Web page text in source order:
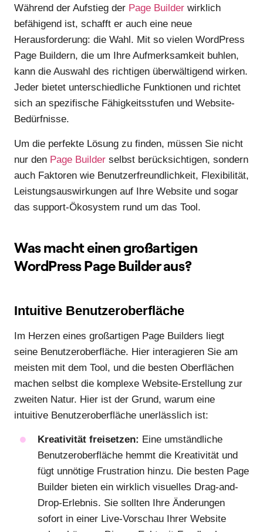
Während der Aufstieg der Page Builder wirklich
befähigend ist, schafft er auch eine neue
Herausforderung: die Wahl. Mit so vielen WordPress
Page Buildern, die um Ihre Aufmerksamkeit buhlen,
kann die Auswahl des richtigen überwältigend wirken.
Jeder bietet unterschiedliche Funktionen und richtet
sich an spezifische Fähigkeitsstufen und Website-
Bedürfnisse.
Um die perfekte Lösung zu finden, müssen Sie nicht
nur den Page Builder selbst berücksichtigen, sondern
auch Faktoren wie Benutzerfreundlichkeit, Flexibilität,
Leistungsauswirkungen auf Ihre Website und sogar
das support-Ökosystem rund um das Tool.
Was macht einen großartigen
WordPress Page Builder aus?
Intuitive Benutzeroberfläche
Im Herzen eines großartigen Page Builders liegt
seine Benutzeroberfläche. Hier interagieren Sie am
meisten mit dem Tool, und die besten Oberflächen
machen selbst die komplexe Website-Erstellung zur
zweiten Natur. Hier ist der Grund, warum eine
intuitive Benutzeroberfläche unerlässlich ist:
Kreativität freisetzen: Eine umständliche
Benutzeroberfläche hemmt die Kreativität und
fügt unnötige Frustration hinzu. Die besten Page
Builder bieten ein wirklich visuelles Drag-and-
Drop-Erlebnis. Sie sollten Ihre Änderungen
sofort in einer Live-Vorschau Ihrer Website